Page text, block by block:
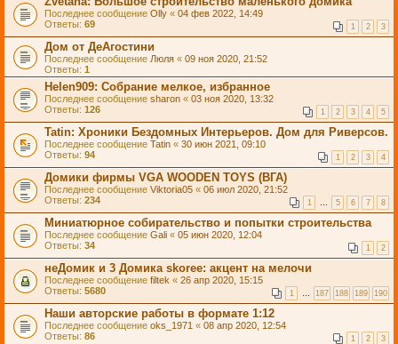
Последнее сообщение Olly « 04 фев 2022, 14:49
Ответы: 69 1 2 3
Дом от ДеАгостини
Последнее сообщение Люля « 09 ноя 2020, 21:52
Ответы: 1
Helen909: Собрание мелкое, избранное
Последнее сообщение sharon « 03 ноя 2020, 13:32
Ответы: 126 1 2 3 4 5
Tatin: Хроники Бездомных Интерьеров. Дом для Риверсов.
Последнее сообщение Tatin « 30 июн 2021, 09:10
Ответы: 94 1 2 3 4
Домики фирмы VGA WOODEN TOYS (ВГА)
Последнее сообщение Viktoria05 « 06 июл 2020, 21:52
Ответы: 234 1 … 5 6 7 8
Миниатюрное собирательство и попытки строительства
Последнее сообщение Gali « 05 июн 2020, 12:04
Ответы: 34 1 2
неДомик и 3 Домика skoree: акцент на мелочи
Последнее сообщение filtek « 26 апр 2020, 15:15
Ответы: 5680 1 … 187 188 189 190
Наши авторские работы в формате 1:12
Последнее сообщение oks_1971 « 08 апр 2020, 12:54
Ответы: 86 1 2 3